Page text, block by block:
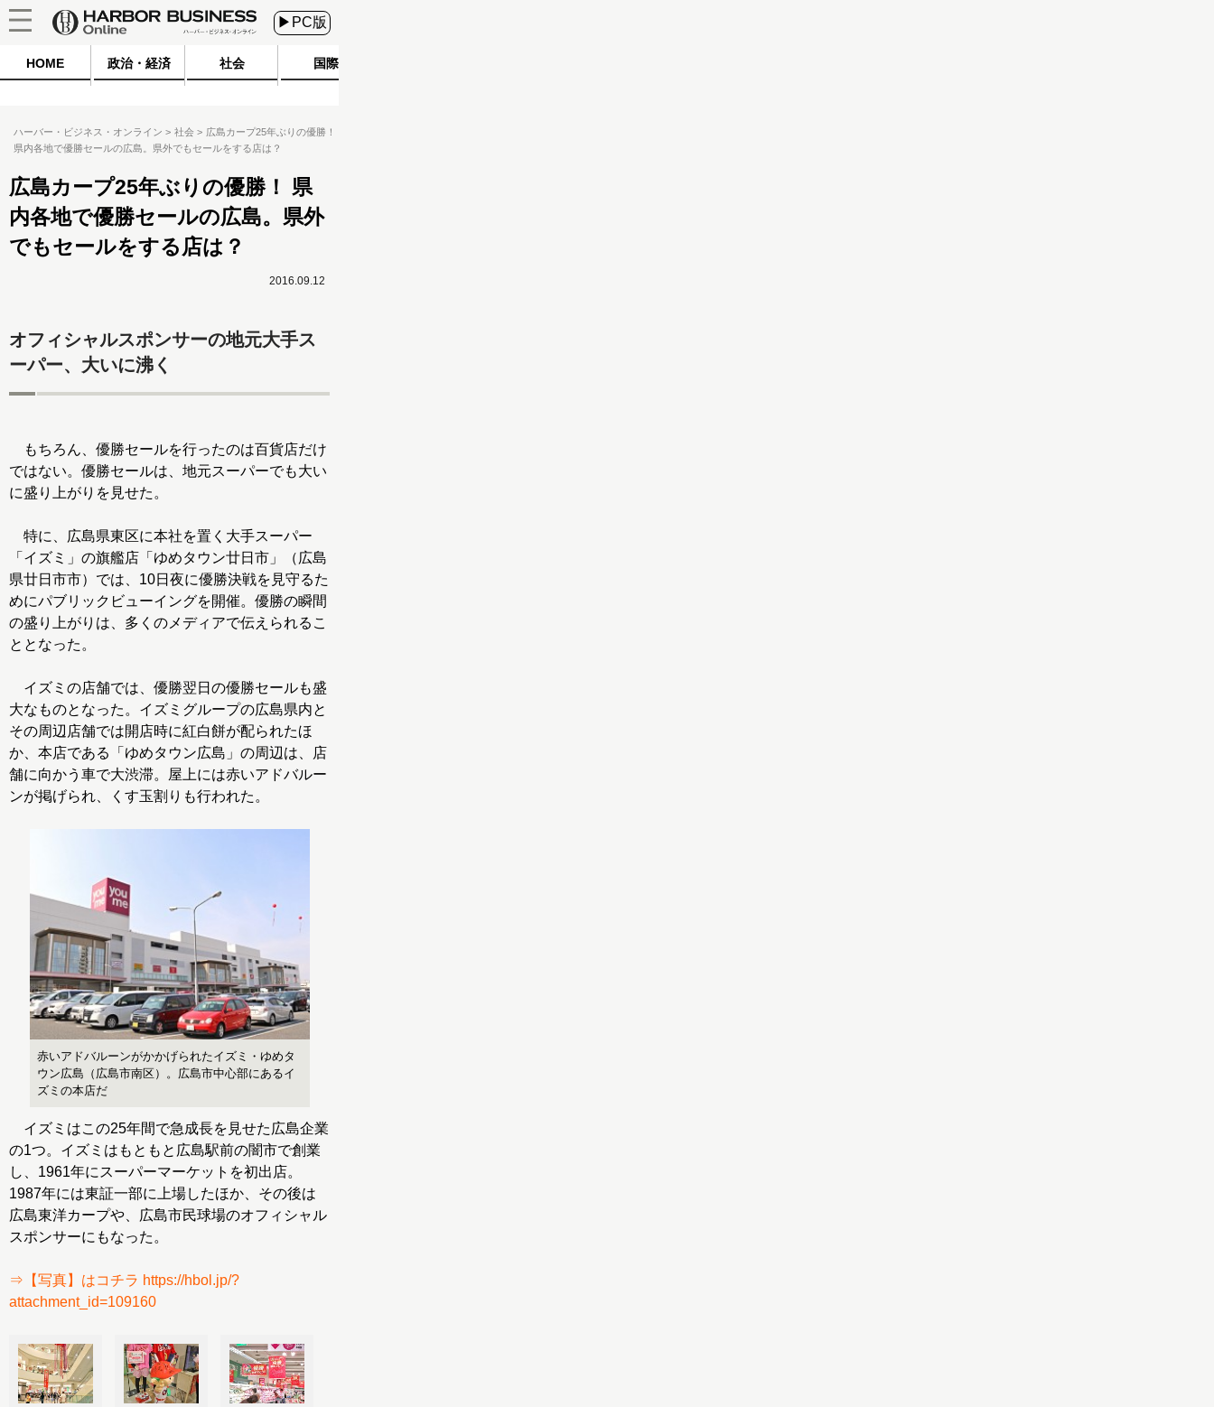
▶PC版
HOME 政治・経済 社会 国際
ハーバー・ビジネス・オンライン 社会
広島カープ25年ぶりの優勝！
県内各地で優勝セールの広島。県外でもセールをする店は？
広島カープ25年ぶりの優勝！ 県
内各地で優勝セールの広島。県外
でもセールをする店は？
2016.09.12
オフィシャルスポンサーの地元大手ス
ーパー、大いに沸く
もちろん、優勝セールを行ったのは百貨店だけ
ではない。優勝セールは、地元スーパーでも大い
に盛り上がりを見せた。
特に、広島県東区に本社を置く大手スーパー
「イズミ」の旗艦店「ゆめタウン廿日市」（広島
県廿日市市）では、10日夜に優勝決戦を見守るた
めにパブリックビューイングを開催。優勝の瞬間
の盛り上がりは、多くのメディアで伝えられるこ
ととなった。
イズミの店舗では、優勝翌日の優勝セールも盛
大なものとなった。イズミグループの広島県内と
その周辺店舗では開店時に紅白餅が配られたほ
か、本店である「ゆめタウン広島」の周辺は、店
舗に向かう車で大渋滞。屋上には赤いアドバルー
ンが掲げられ、くす玉割りも行われた。
赤いアドバルーンがかかげられたイズミ・ゆめタ
ウン広島（広島市南区）。広島市中心部にあるイ
ズミの本店だ
イズミはこの25年間で急成長を見せた広島企業
の1つ。イズミはもともと広島駅前の闇市で創業
し、1961年にスーパーマーケットを初出店。
1987年には東証一部に上場したほか、その後は
広島東洋カープや、広島市民球場のオフィシャル
スポンサーにもなった。
⇒【写真】はコチラ https://hbol.jp/?
attachment_id=109160